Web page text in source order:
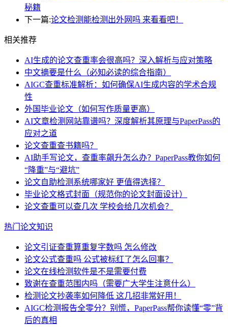
秘籍
下一篇:论文检测能检测出外网吗 来看看吧！
相关推荐
AI生成的论文查重率会很高吗？深入解析与应对策略
中文摘要是什么（必知必读的综合指南）
AIGC查重标准解析：如何确保AI生成内容的学术合规
性
外国毕业论文（如何写作质量更高）
AI文章检测网站靠谱吗？深度解析其原理与PaperPass的
应对之道
论文查重查书籍吗？
AI助手写论文，查重率飙升怎么办？PaperPass教你如何
“降重”与“避坑”
论文自助检测系统哪家好 更值得选择？
毕业论文格式封面（规范你的论文封面设计）
论文查重可以查几次 学校会给几次机会？
热门论文知识
论文引证查重算重复字数吗 怎么修改
论文公式查重吗 公式被标红了怎么回事？
论文在线检测软件是不是需要付费
致谢在查重范围内吗（需要广大学生注意什么）
检测论文抄袭率如何降低 这几招非常好用！
AIGC检测报告全零分？别慌，PaperPass帮你读懂“零”背
后的真相